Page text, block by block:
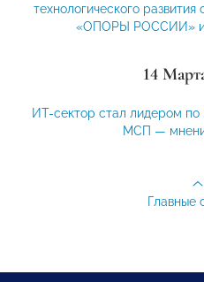
технологического
«ОПОРЫ РОССИИ» и
14
ИТ-сектор стал лидером по
МСП —
Главные